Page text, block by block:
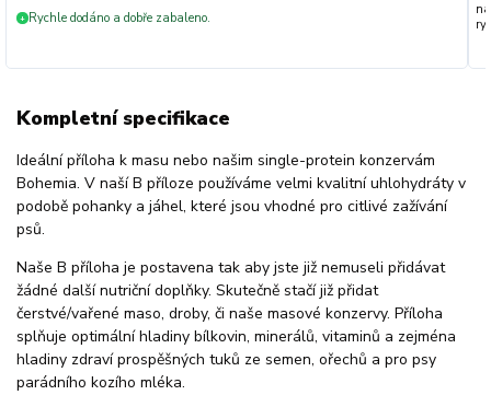
+ Rychle dodáno a dobře zabaleno.
Kompletní specifikace
Ideální příloha k masu nebo našim single-protein konzervám
Bohemia. V naší B příloze používáme velmi kvalitní uhlohydráty v
podobě pohanky a jáhel, které jsou vhodné pro citlivé zažívání
psů.
Naše B příloha je postavena tak aby jste již nemuseli přidávat
žádné další nutriční doplňky. Skutečně stačí již přidat
čerstvé/vařené maso, droby, či naše masové konzervy. Příloha
splňuje optimální hladiny bílkovin, minerálů, vitaminů a zejména
hladiny zdraví prospěšných tuků ze semen, ořechů a pro psy
parádního kozího mléka.